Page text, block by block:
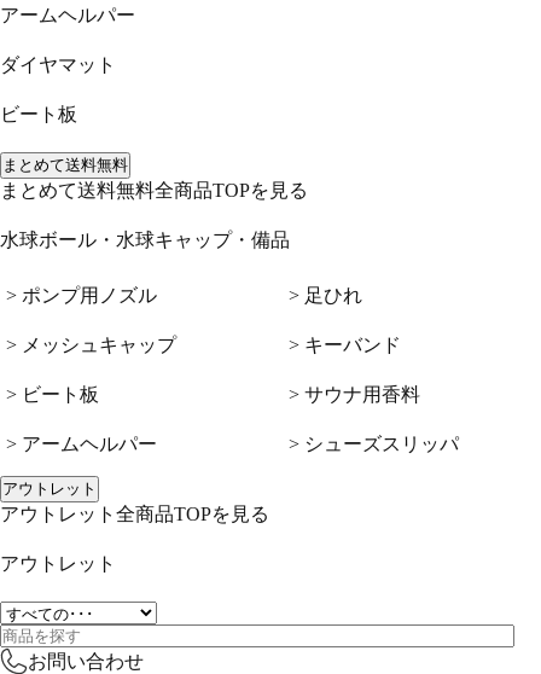
アームヘルパー
ダイヤマット
ビート板
まとめて送料無料
まとめて送料無料全商品TOPを見る
水球ボール・水球キャップ・備品
> ポンプ用ノズル
> メッシュキャップ
> ビート板
> アームヘルパー
> 足ひれ
> キーバンド
> サウナ用香料
> シューズスリッパ
アウトレット
アウトレット全商品TOPを見る
アウトレット
お問い合わせ